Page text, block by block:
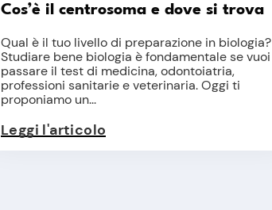
Cos’è il centrosoma e dove si trova
Qual è il tuo livello di preparazione in biologia?
Studiare bene biologia è fondamentale se vuoi
passare il test di medicina, odontoiatria,
professioni sanitarie e veterinaria. Oggi ti
proponiamo un...
Leggi l'articolo